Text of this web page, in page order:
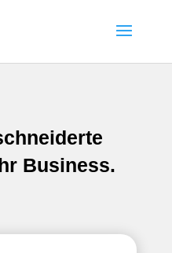
Business.